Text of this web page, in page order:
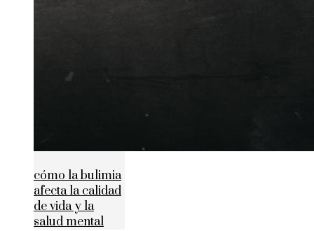
cómo la bulimia
afecta la calidad
de vida y la
salud mental